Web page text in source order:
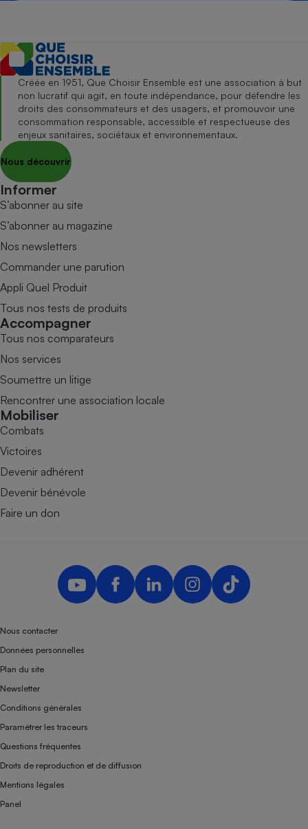
Créée en 1951, Que Choisir Ensemble est une association à but
non lucratif qui agit, en toute indépendance, pour défendre les
droits des consommateurs et des usagers, et promouvoir une
consommation responsable, accessible et respectueuse des
enjeux sanitaires, sociétaux et environnementaux.
Nous découvrir
Informer
S’abonner au site
S’abonner au magazine
Nos newsletters
Commander une parution
Appli Quel Produit
Tous nos tests de produits
Accompagner
Tous nos comparateurs
Nos services
Soumettre un litige
Rencontrer une association locale
Mobiliser
Combats
Victoires
Devenir adhérent
Devenir bénévole
Faire un don
Nous contacter
Données personnelles
Plan du site
Newsletter
Conditions générales
Paramétrer les traceurs
Questions fréquentes
Droits de reproduction et de diffusion
Mentions légales
Panel